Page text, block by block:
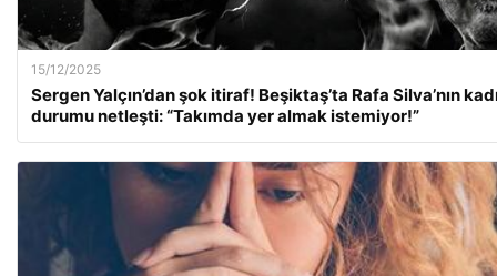
15/12/2025
Sergen Yalçın’dan şok itiraf! Beşiktaş’ta Rafa Silva’nın
durumu netleşti: “Takımda yer almak istemiyor!”